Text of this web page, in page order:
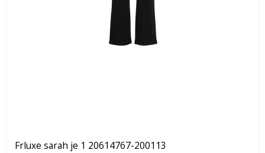
Frluxe sarah je 1 20614767-200113